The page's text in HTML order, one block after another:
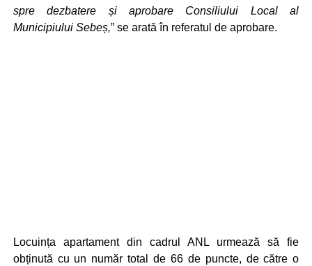
spre dezbatere și aprobare Consiliului Local al
Municipiului Sebeș,” se arată în referatul de aprobare.
Locuința apartament din cadrul ANL urmează să fie
obținută cu un număr total de 66 de puncte, de către o